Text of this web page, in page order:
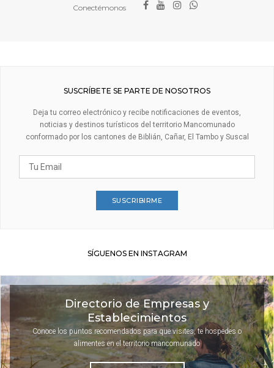
Conectémonos
SUSCRÍBETE SE PARTE DE NOSOTROS
Deja tu correo electrónico y recibe notificaciones de eventos,
noticias y destinos turísticos del territorio Mancomunado
conformado por los cantones de Biblián, Cañar, El Tambo y Suscal
SUSCRIBIRME
SÍGUENOS EN INSTAGRAM
Directorio de Empresas y
Establecimientos
Conoce los puntos recomendados para que visites, te hospedes o
alimentes en el territorio mancomunado